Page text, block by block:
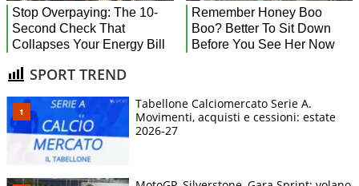
SPORT TREND
Tabellone Calciomercato Serie A.
Movimenti, acquisti e cessioni: estate
2026-27